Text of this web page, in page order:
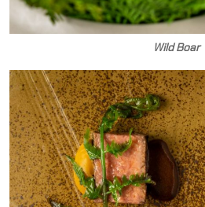
Wild Boar